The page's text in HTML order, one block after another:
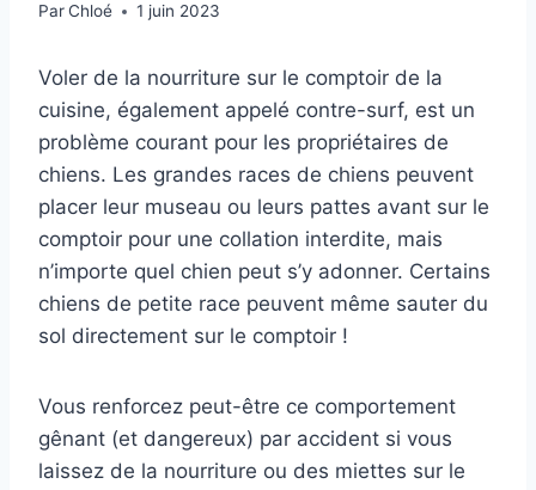
ParChloé 1 juin 2023
Voler de la nourriture sur le comptoir de la
cuisine, également appelé contre-surf, est un
problème courant pour les propriétaires de
chiens. Les grandes races de chiens peuvent
placer leur museau ou leurs pattes avant sur le
comptoir pour une collation interdite, mais
n’importe quel chien peut s’y adonner. Certains
chiens de petite race peuvent même sauter du
sol directement sur le comptoir !
Vous renforcez peut-être ce comportement
gênant (et dangereux) par accident si vous
laissez de la nourriture ou des miettes sur le